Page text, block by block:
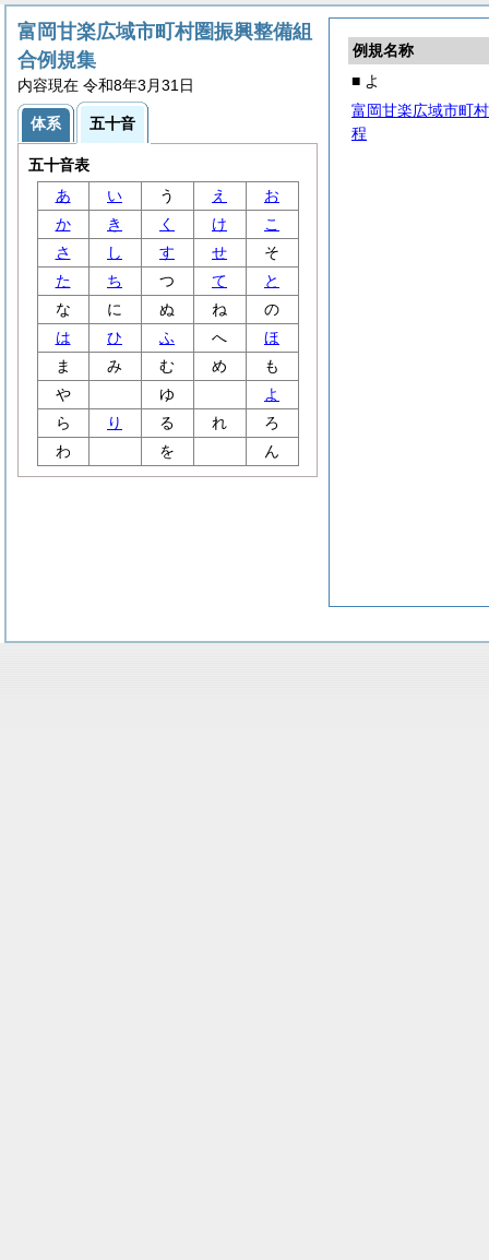
例規名称
■ よ
富岡甘楽広域市町
程
富岡甘楽広域市町村圏振興整備組
合例規集
内容現在 令和8年3月31日
体系 五十音
五十音表
あ
い う え
お
か
き く け
こ
さ
し す せ
そ
た
ち つ て
と
な
に ぬ ね
の
は
ひ ふ へ
ほ
ま
み む め
も
や
ゆ
よ
ら
り る れ
ろ
わ
を ん